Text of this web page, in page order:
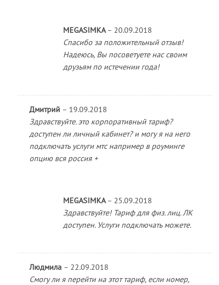
MEGASIMKA – 20.09.2018
Спасибо за положительный отзыв!
Надеюсь, Вы посоветуете нас своим
друзьям по истечении года!
Дмитрий – 19.09.2018
Здравствуйте. это корпоративный тариф?
доступен ли личный кабинет? и могу я на него
подключать услуги мтс например в роуминге
опцию вся россия +
MEGASIMKA – 25.09.2018
Здравствуйте! Тариф для физ. лиц. ЛК
доступен. Услуги подключать можете.
Людмила – 22.09.2018
Смогу ли я перейти на этот тариф, если номер,